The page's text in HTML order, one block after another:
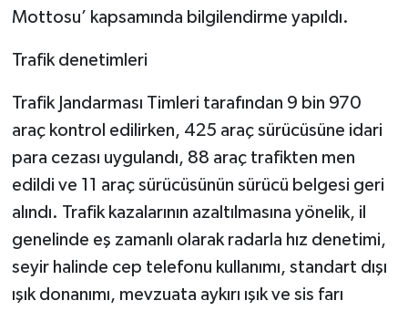
Mottosu’ kapsamında bilgilendirme yapıldı.
Trafik denetimleri
Trafik Jandarması Timleri tarafından 9 bin 970
araç kontrol edilirken, 425 araç sürücüsüne idari
para cezası uygulandı, 88 araç trafikten men
edildi ve 11 araç sürücüsünün sürücü belgesi geri
alındı. Trafik kazalarının azaltılmasına yönelik, il
genelinde eş zamanlı olarak radarla hız denetimi,
seyir halinde cep telefonu kullanımı, standart dışı
ışık donanımı, mevzuata aykırı ışık ve sis farı